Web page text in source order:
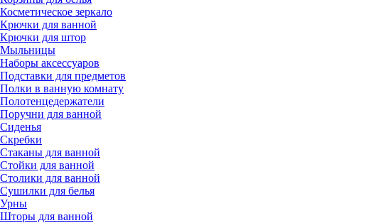
Косметическое зеркало
Крючки для ванной
Крючки для штор
Мыльницы
Наборы аксессуаров
Подставки для предметов
Полки в ванную комнату
Полотенцедержатели
Поручни для ванной
Сиденья
Скребки
Стаканы для ванной
Стойки для ванной
Столики для ванной
Сушилки для белья
Урны
Шторы для ванной